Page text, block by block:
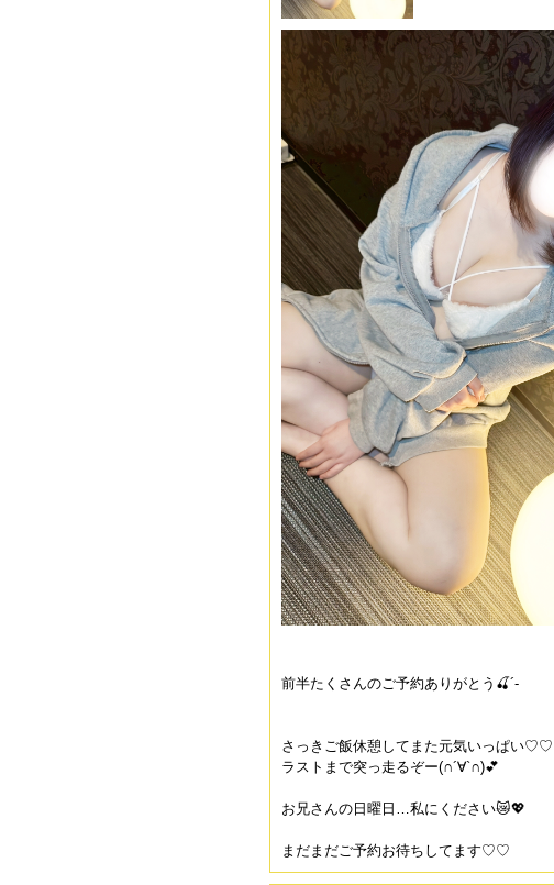
前半たくさんのご予約ありがとう🍒´-
さっきご飯休憩してまた元気いっぱい♡♡
ラストまで突っ走るぞー(∩´∀`∩)💕
お兄さんの日曜日…私にください😿💖
まだまだご予約お待ちしてます♡♡